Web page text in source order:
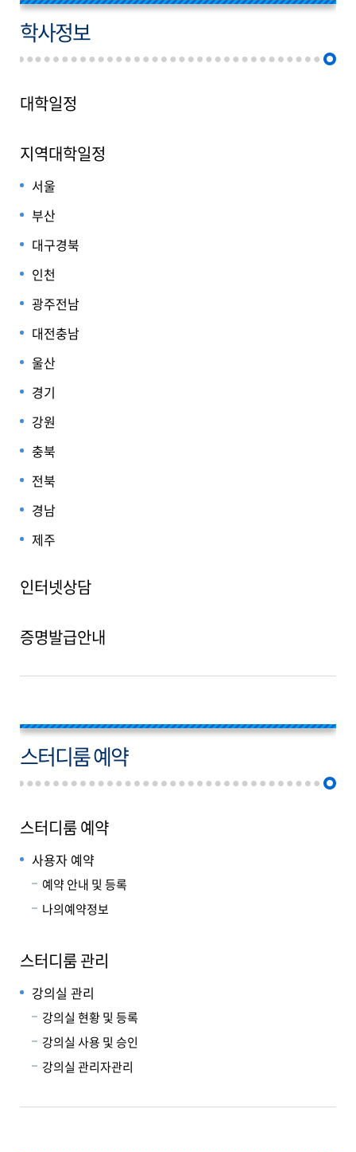
학사정보
대학일정
지역대학일정
서울
부산
대구경북
인천
광주전남
대전충남
울산
경기
강원
충북
전북
경남
제주
인터넷상담
증명발급안내
스터디룸 예약
스터디룸 예약
사용자 예약
예약 안내 및 등록
나의예약정보
스터디룸 관리
강의실 관리
강의실 현황 및 등록
강의실 사용 및 승인
강의실 관리자관리